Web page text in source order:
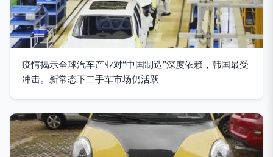
疫情揭示全球汽车产业对“中国制造”深度依赖，韩国最受
冲击。新常态下二手车市场仍活跃